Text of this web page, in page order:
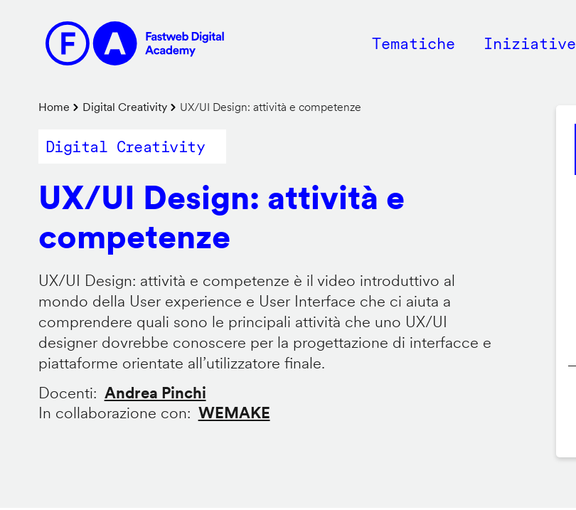
contenuto
principale
Main
Tematiche Iniziative
Briciole
di
Home Digital Creativity UX/UI Design: attività e competenze
Digital Creativity
UX/UI Design: attività e
competenze
UX/UI Design: attività e competenze è il video introduttivo al
mondo della User experience e User Interface che ci aiuta a
comprendere quali sono le principali attività che uno UX/UI
designer dovrebbe conoscere per la progettazione di interfacce e
piattaforme orientate all’utilizzatore finale.
Docenti
Andrea Pinchi
In collaborazione con
WEMAKE